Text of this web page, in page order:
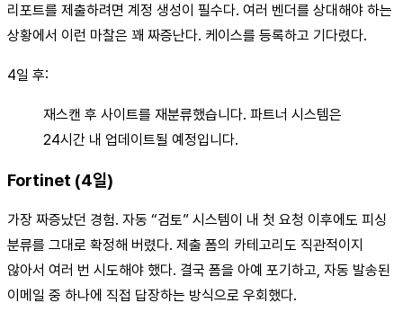
리포트를 제출하려면 계정 생성이 필수다. 여러 벤더를 상대해야 하는
상황에서 이런 마찰은 꽤 짜증난다. 케이스를 등록하고 기다렸다.
4일 후:
재스캔 후 사이트를 재분류했습니다. 파트너 시스템은
24시간 내 업데이트될 예정입니다.
Fortinet (4일)
가장 짜증났던 경험. 자동 “검토” 시스템이 내 첫 요청 이후에도 피싱
분류를 그대로 확정해 버렸다. 제출 폼의 카테고리도 직관적이지
않아서 여러 번 시도해야 했다. 결국 폼을 아예 포기하고, 자동 발송된
이메일 중 하나에 직접 답장하는 방식으로 우회했다.